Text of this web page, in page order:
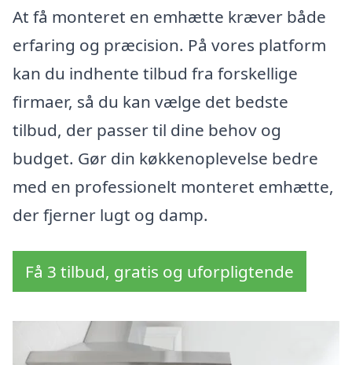
At få monteret en emhætte kræver både
erfaring og præcision. På vores platform
kan du indhente tilbud fra forskellige
firmaer, så du kan vælge det bedste
tilbud, der passer til dine behov og
budget. Gør din køkkenoplevelse bedre
med en professionelt monteret emhætte,
der fjerner lugt og damp.
Få 3 tilbud, gratis og uforpligtende